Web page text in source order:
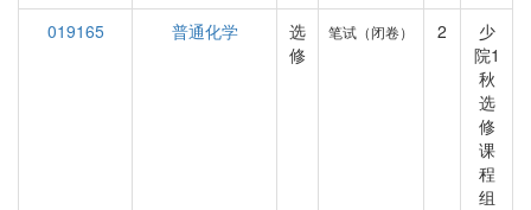
019165
普通化学
选
修
笔试（闭卷） 2
少
院1
秋
选
修
课
程
组